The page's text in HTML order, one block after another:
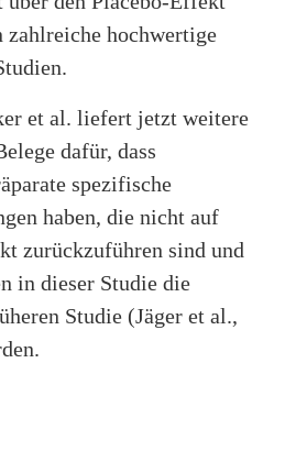
zahlreiche hochwertige
et al. liefert jetzt weitere
dafür, dass
spezifische
haben, die nicht auf
zurückzuführen sind und
in dieser Studie die
Studie (Jäger et al.,